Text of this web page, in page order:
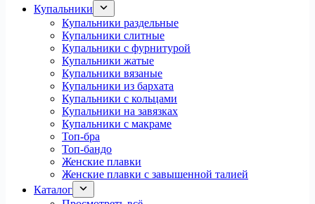
Купальники
Купальники раздельные
Купальники слитные
Купальники с фурнитурой
Купальники жатые
Купальники вязаные
Купальники из бархата
Купальники с кольцами
Купальники на завязках
Купальники с макраме
Топ-бра
Топ-бандо
Женские плавки
Женские плавки с завышенной талией
Каталог